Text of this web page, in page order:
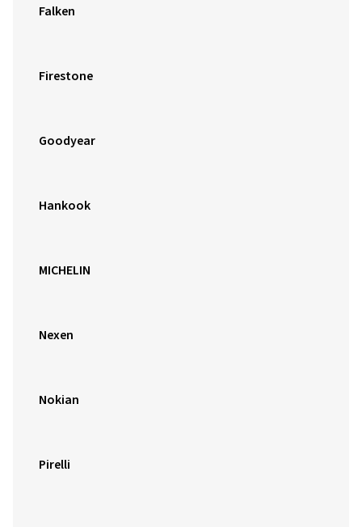
Falken
Firestone
Goodyear
Hankook
MICHELIN
Nexen
Nokian
Pirelli